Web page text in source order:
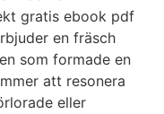
gratis ebook pdf
en fräsch
som formade en
att resonera
eller